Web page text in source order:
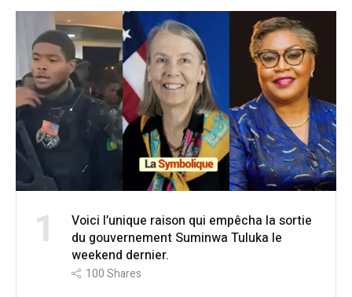
1
Voici l’unique raison qui empêcha la sortie
du gouvernement Suminwa Tuluka le
weekend dernier.
100Shares